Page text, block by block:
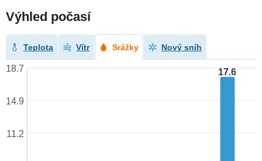
Výhled počasí
Teplota Vítr Srážky Nový sníh
17.6
18.7
14.9
11.2